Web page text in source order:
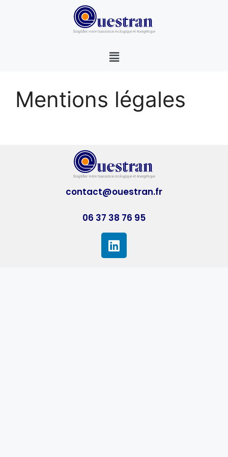
Mentions légales
contact@ouestran.fr
06 37 38 76 95